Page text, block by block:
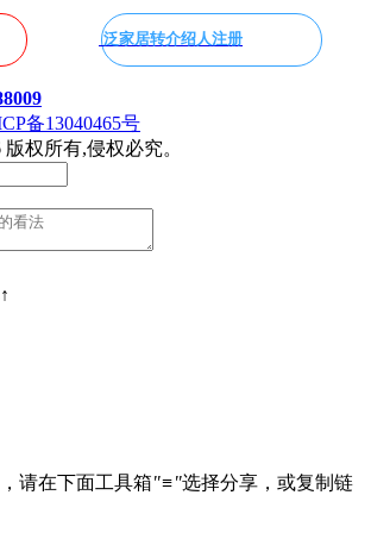
泛家居转介绍人注册
备13040465号
版权所有,侵权必究。
请在下面工具箱"≡"选择分享，或复制链